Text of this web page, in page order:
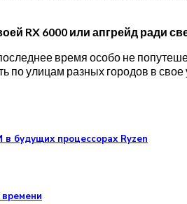
RX 6000 или апгрейд
время особо не
по улицам разных городов в
будущих процессорах Ryzen